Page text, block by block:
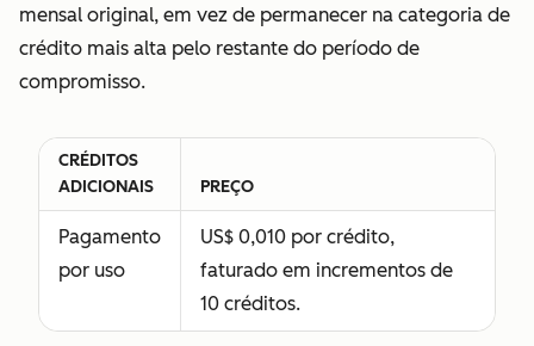
exclusivamente
para parceiros
de soluções da
quem você
trabalha
que precisam
desse acesso
mensal original, em vez de permanecer na categoria de
crédito mais alta pelo restante do período de
compromisso.
CRÉDITOS
ADICIONAIS
PREÇO
Pagamento
por uso
US$ 0,010 por crédito,
faturado em incrementos de
10 créditos.